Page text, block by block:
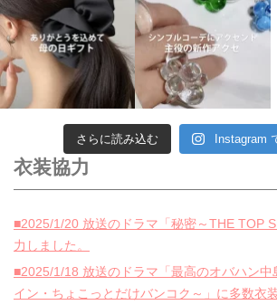
さらに読み込む Instagram
衣装協力
■2025/1/20 放送のドラマ「秘密～THE TOP
力しました。
■2025/1/18 放送のドラマ「最高のオバハン中
イン・ちょこっとだけバンコク～」に多数衣